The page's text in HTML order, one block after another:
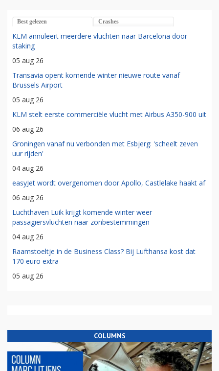
Best gelezen Crashes
KLM annuleert meerdere vluchten naar Barcelona door
staking
05 aug 26
Transavia opent komende winter nieuwe route vanaf
Brussels Airport
05 aug 26
KLM stelt eerste commerciële vlucht met Airbus A350-900 uit
06 aug 26
Groningen vanaf nu verbonden met Esbjerg: 'scheelt zeven
uur rijden'
04 aug 26
easyJet wordt overgenomen door Apollo, Castlelake haakt af
06 aug 26
Luchthaven Luik krijgt komende winter weer
passagiersvluchten naar zonbestemmingen
04 aug 26
Raamstoeltje in de Business Class? Bij Lufthansa kost dat
170 euro extra
05 aug 26
COLUMNS